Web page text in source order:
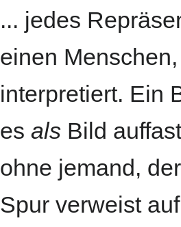
... jedes
einen
interpretiert. Ein
es als Bild
ohne jemand,
Spur verweist